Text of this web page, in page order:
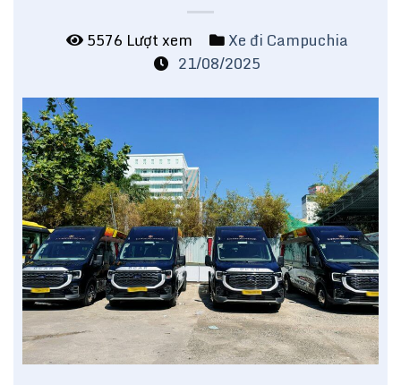
5576 Lượt xem
Xe đi Campuchia
21/08/2025